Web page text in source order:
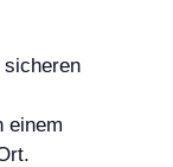
sicheren
einem